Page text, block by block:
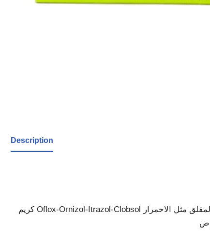
Description
كريم Oflox-Ornizol-Itrazol-Clobsol هو مزيج من الأدوية التي تستخدم لعلاج أنواع مختلفة من الأمراض الجلدية. يحد من الآثار الجانبية للتأثير المقلق مثل الاحمرار